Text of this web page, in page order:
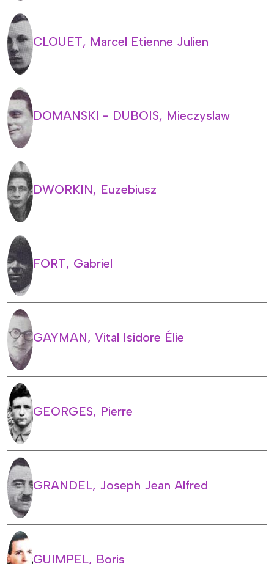
CLOUET, Marcel Etienne Julien
DOMANSKI - DUBOIS, Mieczyslaw
DWORKIN, Euzebiusz
FORT, Gabriel
GAYMAN, Vital Isidore Élie
GEORGES, Pierre
GRANDEL, Joseph Jean Alfred
GUIMPEL, Boris